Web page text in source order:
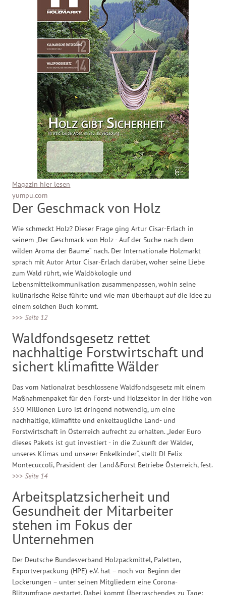
Magazin hier lesen
yumpu.com
Der Geschmack von Holz
Wie schmeckt Holz? Dieser Frage ging Artur Cisar-Erlach in
seinem „Der Geschmack von Holz - Auf der Suche nach dem
wilden Aroma der Bäume“ nach. Der Internationale Holzmarkt
sprach mit Autor Artur Cisar-Erlach darüber, woher seine Liebe
zum Wald rührt, wie Waldökologie und
Lebensmittelkommunikation zusammenpassen, wohin seine
kulinarische Reise führte und wie man überhaupt auf die Idee zu
einem solchen Buch kommt.
>>>Seite 12
Waldfondsgesetz rettet
nachhaltige Forstwirtschaft und
sichert klimafitte Wälder
Das vom Nationalrat beschlossene Waldfondsgesetz mit einem
Maßnahmenpaket für den Forst- und Holzsektor in der Höhe von
350 Millionen Euro ist dringend notwendig, um eine
nachhaltige, klimafitte und enkeltaugliche Land- und
Forstwirtschaft in Österreich aufrecht zu erhalten. „Jeder Euro
dieses Pakets ist gut investiert - in die Zukunft der Wälder,
unseres Klimas und unserer Enkelkinder“, stellt DI Felix
Montecuccoli, Präsident der Land&Forst Betriebe Österreich, fest.
>>> Seite 14
Arbeitsplatzsicherheit und
Gesundheit der Mitarbeiter
stehen im Fokus der
Unternehmen
Der Deutsche Bundesverband Holzpackmittel, Paletten,
Exportverpackung (HPE) e.V. hat – noch vor Beginn der
Lockerungen – unter seinen Mitgliedern eine Corona-
Blitzumfrage gestartet. Dabei kommt Überraschendes zu Tage: